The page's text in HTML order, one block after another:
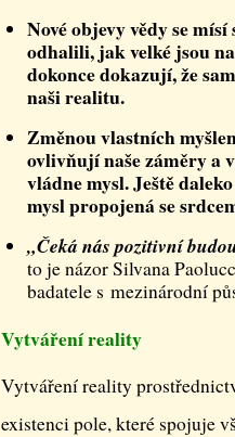
Nové objevy vědy se
odhalili, jak velké jsou
dokonce dokazují, že
naši realitu.
Změnou vlastních
ovlivňují naše záměry a
vládne mysl. Ještě
mysl propojená se
„Čeká nás pozitivní
to je názor Silvana
badatele s mezinárodní
Vytváření reality
Vytváření reality
existenci pole, které spojuje